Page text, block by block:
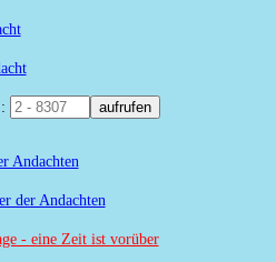
aufrufen
Andachten
der Andachten
- eine Zeit ist vorüber